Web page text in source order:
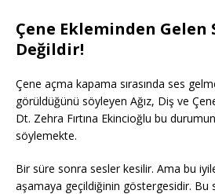
Çene Ekleminden Gelen
Değildir!
Çene açma kapama sırasında ses
görüldüğünü söyleyen Ağız, Diş ve
Dt. Zehra Fırtına Ekincioğlu bu
söylemekte.
Bir süre sonra sesler kesilir. Ama bu
aşamaya geçildiğinin göstergesidir. Bu